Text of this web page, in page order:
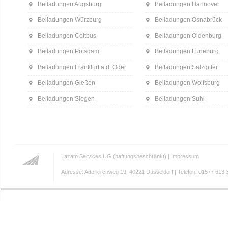
Beiladungen Augsburg
Beiladungen Würzburg
Beiladungen Cottbus
Beiladungen Potsdam
Beiladungen Frankfurt a.d. Oder
Beiladungen Gießen
Beiladungen Siegen
Beiladungen Hannover
Beiladungen Osnabrück
Beiladungen Oldenburg
Beiladungen Lüneburg
Beiladungen Salzgitter
Beiladungen Wolfsburg
Beiladungen Suhl
Lazam Services UG (haftungsbeschränkt) | Impressum
Adresse: Aderkirchweg 19, 40221 Düsseldorf | Telefon: 01577